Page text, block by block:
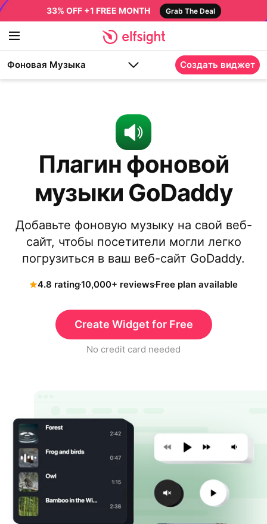
33% OFF +1 FREE MONTH Grab The Deal
Фоновая Музыка Создать виджет
Плагин фоновой
музыки GoDaddy
Добавьте фоновую музыку на свой веб-
сайт, чтобы посетители могли легко
погрузиться в ваш веб-сайт GoDaddy.
4.8 rating10,000+ reviewsFree plan available
Create Widget for Free
No credit card needed